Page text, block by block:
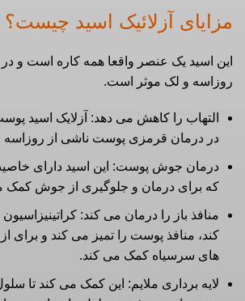
مزایای آزلائیک اسید چیست؟
این اسید یک عنصر واقعا همه کاره است و
روزاسه و لک موثر است.
التهاب را کاهش می دهد: آزلایک اسید
در درمان قرمزی پوست ناشی از
درمان جوش پوست: این اسید دارای
که برای درمان و جلوگیری از جوش کمک
منافذ باز را درمان می کند:
کند، منافذ پوست را تمیز می کند و برای
های سرسیاه کمک می کند.
لایه برداری ملایم: این کمک می کند تا